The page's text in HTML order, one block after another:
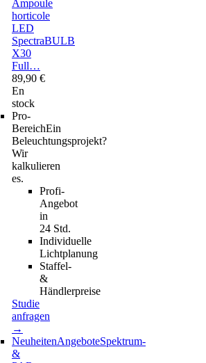
Ampoule
horticole
LED
SpectraBULB
X30
Full…
89,90 €
En
stock
Pro-
BereichEin
Beleuchtungsprojekt?
Wir
kalkulieren
es.
Profi-
Angebot
in
24 Std.
Individuelle
Lichtplanung
Staffel-
&
Händlerpreise
Studie
anfragen
→
NeuheitenAngeboteSpektrum-
&